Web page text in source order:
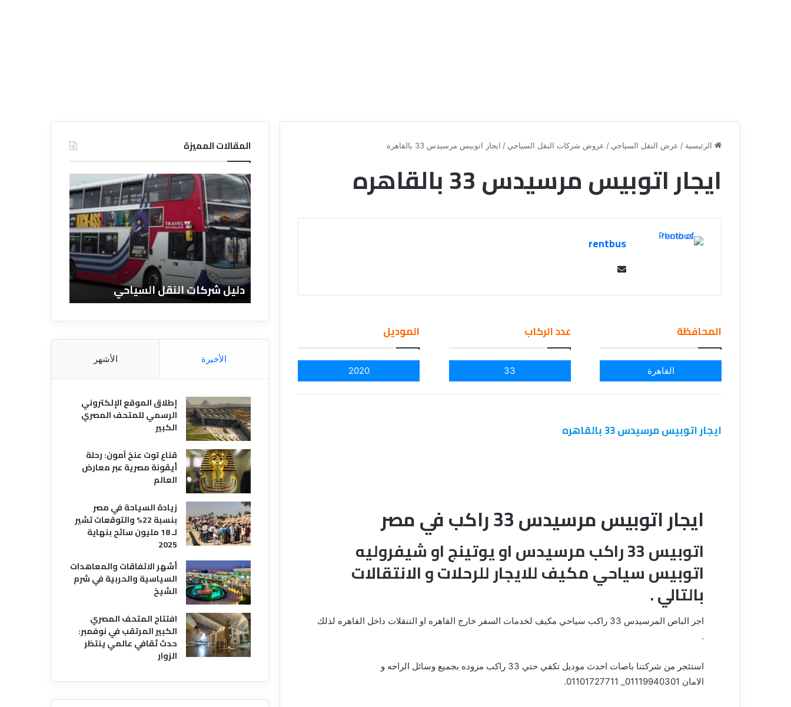
الرئيسية / عرض النقل السياحي / عروض شركات النقل السياحي / ايجار اتوبيس مرسيدس 33 بالقاهره
ايجار اتوبيس مرسيدس 33 بالقاهره
rentbus
المحافظة
القاهرة
عدد الركاب
33
الموديل
2020
ايجار اتوبيس مرسيدس 33 بالقاهره
ايجار اتوبيس مرسيدس 33 راكب في مصر
اتوبيس 33 راكب مرسيدس او يوتينج او شيفروليه
اتوبيس سياحي مكيف للايجار للرحلات و الانتقالات
بالتالي .
اجر الباص المرسيدس 33 راكب سياحي مكيف لخدمات السفر خارج القاهره او التنقلات داخل القاهره لذلك
.
استئجر من شركتنا باصات احدث موديل تكفي حتي 33 راكب مزوده بجميع وسائل الراحه و
الامان 01119940301_ 01101727711
.
المقالات المميزة
ق
ن
ة
ل
و
ق
الفنادق
ر
ض
عروض شركات النقل السياحي
د
ل
ي
ل
ش
ر
ا
ت
ل
ل
س
ح
ي
دليل شركات النقل السياحي
م
ي
الأخيرة الأشهر
إطلاق الموقع الإلكتروني
الرسمي للمتحف المصري
الكبير
قناع توت عنخ آمون: رحلة
أيقونة مصرية عبر معارض
العالم
زيادة السياحة في مصر
بنسبة 22% والتوقعات تشير
لـ 18 مليون سائح بنهاية
2025
أشهر الاتفاقات والمعاهدات
السياسية والحربية في شرم
الشيخ
افتتاح المتحف المصري
الكبير المرتقب في نوفمبر:
حدث ثقافي عالمي ينتظر
الزوار